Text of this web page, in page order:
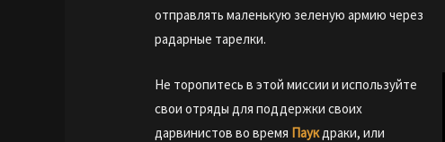
отправлять маленькую зеленую армию через
радарные тарелки.
Не торопитесь в этой миссии и используйте
свои отряды для поддержки своих
дарвинистов во время Паукдраки, или